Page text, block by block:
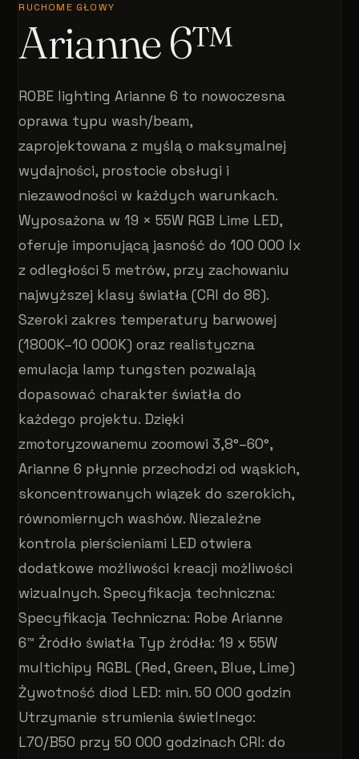
RUCHOME GŁOWY
Arianne 6™
ROBE lighting Arianne 6 to nowoczesna
oprawa typu wash/beam,
zaprojektowana z myślą o maksymalnej
wydajności, prostocie obsługi i
niezawodności w każdych warunkach.
Wyposażona w 19 × 55W RGB Lime LED,
oferuje imponującą jasność do 100 000 lx
z odległości 5 metrów, przy zachowaniu
najwyższej klasy światła (CRI do 86).
Szeroki zakres temperatury barwowej
(1800K–10 000K) oraz realistyczna
emulacja lamp tungsten pozwalają
dopasować charakter światła do
każdego projektu. Dzięki
zmotoryzowanemu zoomowi 3,8°–60°,
Arianne 6 płynnie przechodzi od wąskich,
skoncentrowanych wiązek do szerokich,
równomiernych washów. Niezależne
kontrola pierścieniami LED otwiera
dodatkowe możliwości kreacji możliwości
wizualnych. Specyfikacja techniczna:
Specyfikacja Techniczna: Robe Arianne
6™ Źródło światła Typ źródła: 19 x 55W
multichipy RGBL (Red, Green, Blue, Lime)
Żywotność diod LED: min. 50 000 godzin
Utrzymanie strumienia świetlnego:
L70/B50 przy 50 000 godzinach CRI: do